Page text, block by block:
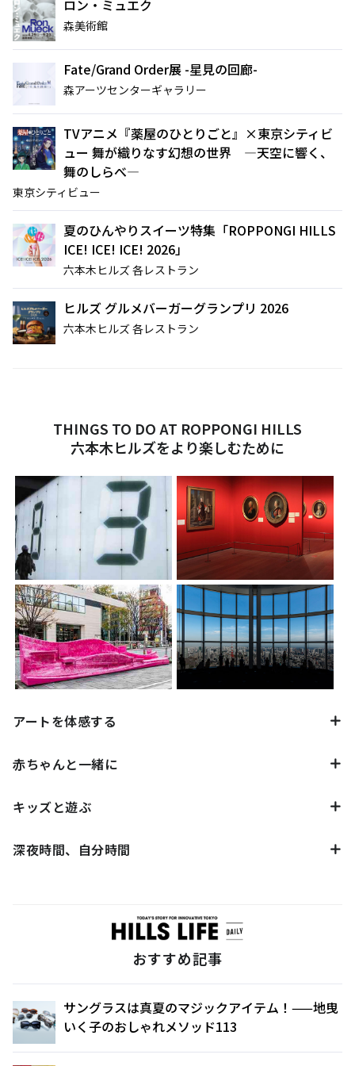
サイト内検索
ロン・ミュエク
森美術館
Fate/Grand Order展 -星見の回廊-
森アーツセンターギャラリー
TVアニメ『薬屋のひとりごと』×東京シティビ
ュー 舞が織りなす幻想の世界 ―天空に響く、
舞のしらべ―
東京シティビュー
夏のひんやりスイーツ特集「ROPPONGI HILLS
ICE! ICE! ICE! 2026」
六本木ヒルズ 各レストラン
ヒルズ グルメバーガーグランプリ 2026
六本木ヒルズ 各レストラン
THINGS TO DO AT ROPPONGI HILLS
六本木ヒルズをより楽しむために
アートを体感する
赤ちゃんと一緒に
キッズと遊ぶ
深夜時間、自分時間
おすすめ記事
サングラスは真夏のマジックアイテム！——地曳
いく子のおしゃれメソッド113